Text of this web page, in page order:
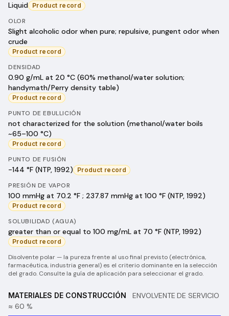
Liquid Product record
OLOR
Slight alcoholic odor when pure; repulsive, pungent odor when
crude
Product record
DENSIDAD
0.90 g/mL at 20 °C (60% methanol/water solution;
handymath/Perry density table)
Product record
PUNTO DE EBULLICIÓN
not characterized for the solution (methanol/water boils
~65–100 °C)
Product record
PUNTO DE FUSIÓN
-144 °F (NTP, 1992) Product record
PRESIÓN DE VAPOR
100 mmHg at 70.2 °F ; 237.87 mmHg at 100 °F (NTP, 1992)
Product record
SOLUBILIDAD (AGUA)
greater than or equal to 100 mg/mL at 70 °F (NTP, 1992)
Product record
Disolvente polar — la pureza frente al uso final previsto (electrónica,
farmacéutica, industria general) es el criterio dominante en la selección
del grado. Consulte la guía de aplicación para seleccionar el grado.
MATERIALES DE CONSTRUCCIÓN
ENVOLVENTE DE SERVICIO
≈ 60 %